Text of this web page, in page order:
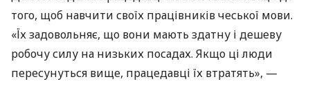
того, щоб навчити своїх працівників чеської мови.
«Їх задовольняє, що вони мають здатну і дешеву
робочу силу на низьких посадах. Якщо ці люди
пересунуться вище, працедавці їх втратять», —